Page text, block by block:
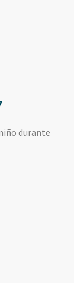
durante